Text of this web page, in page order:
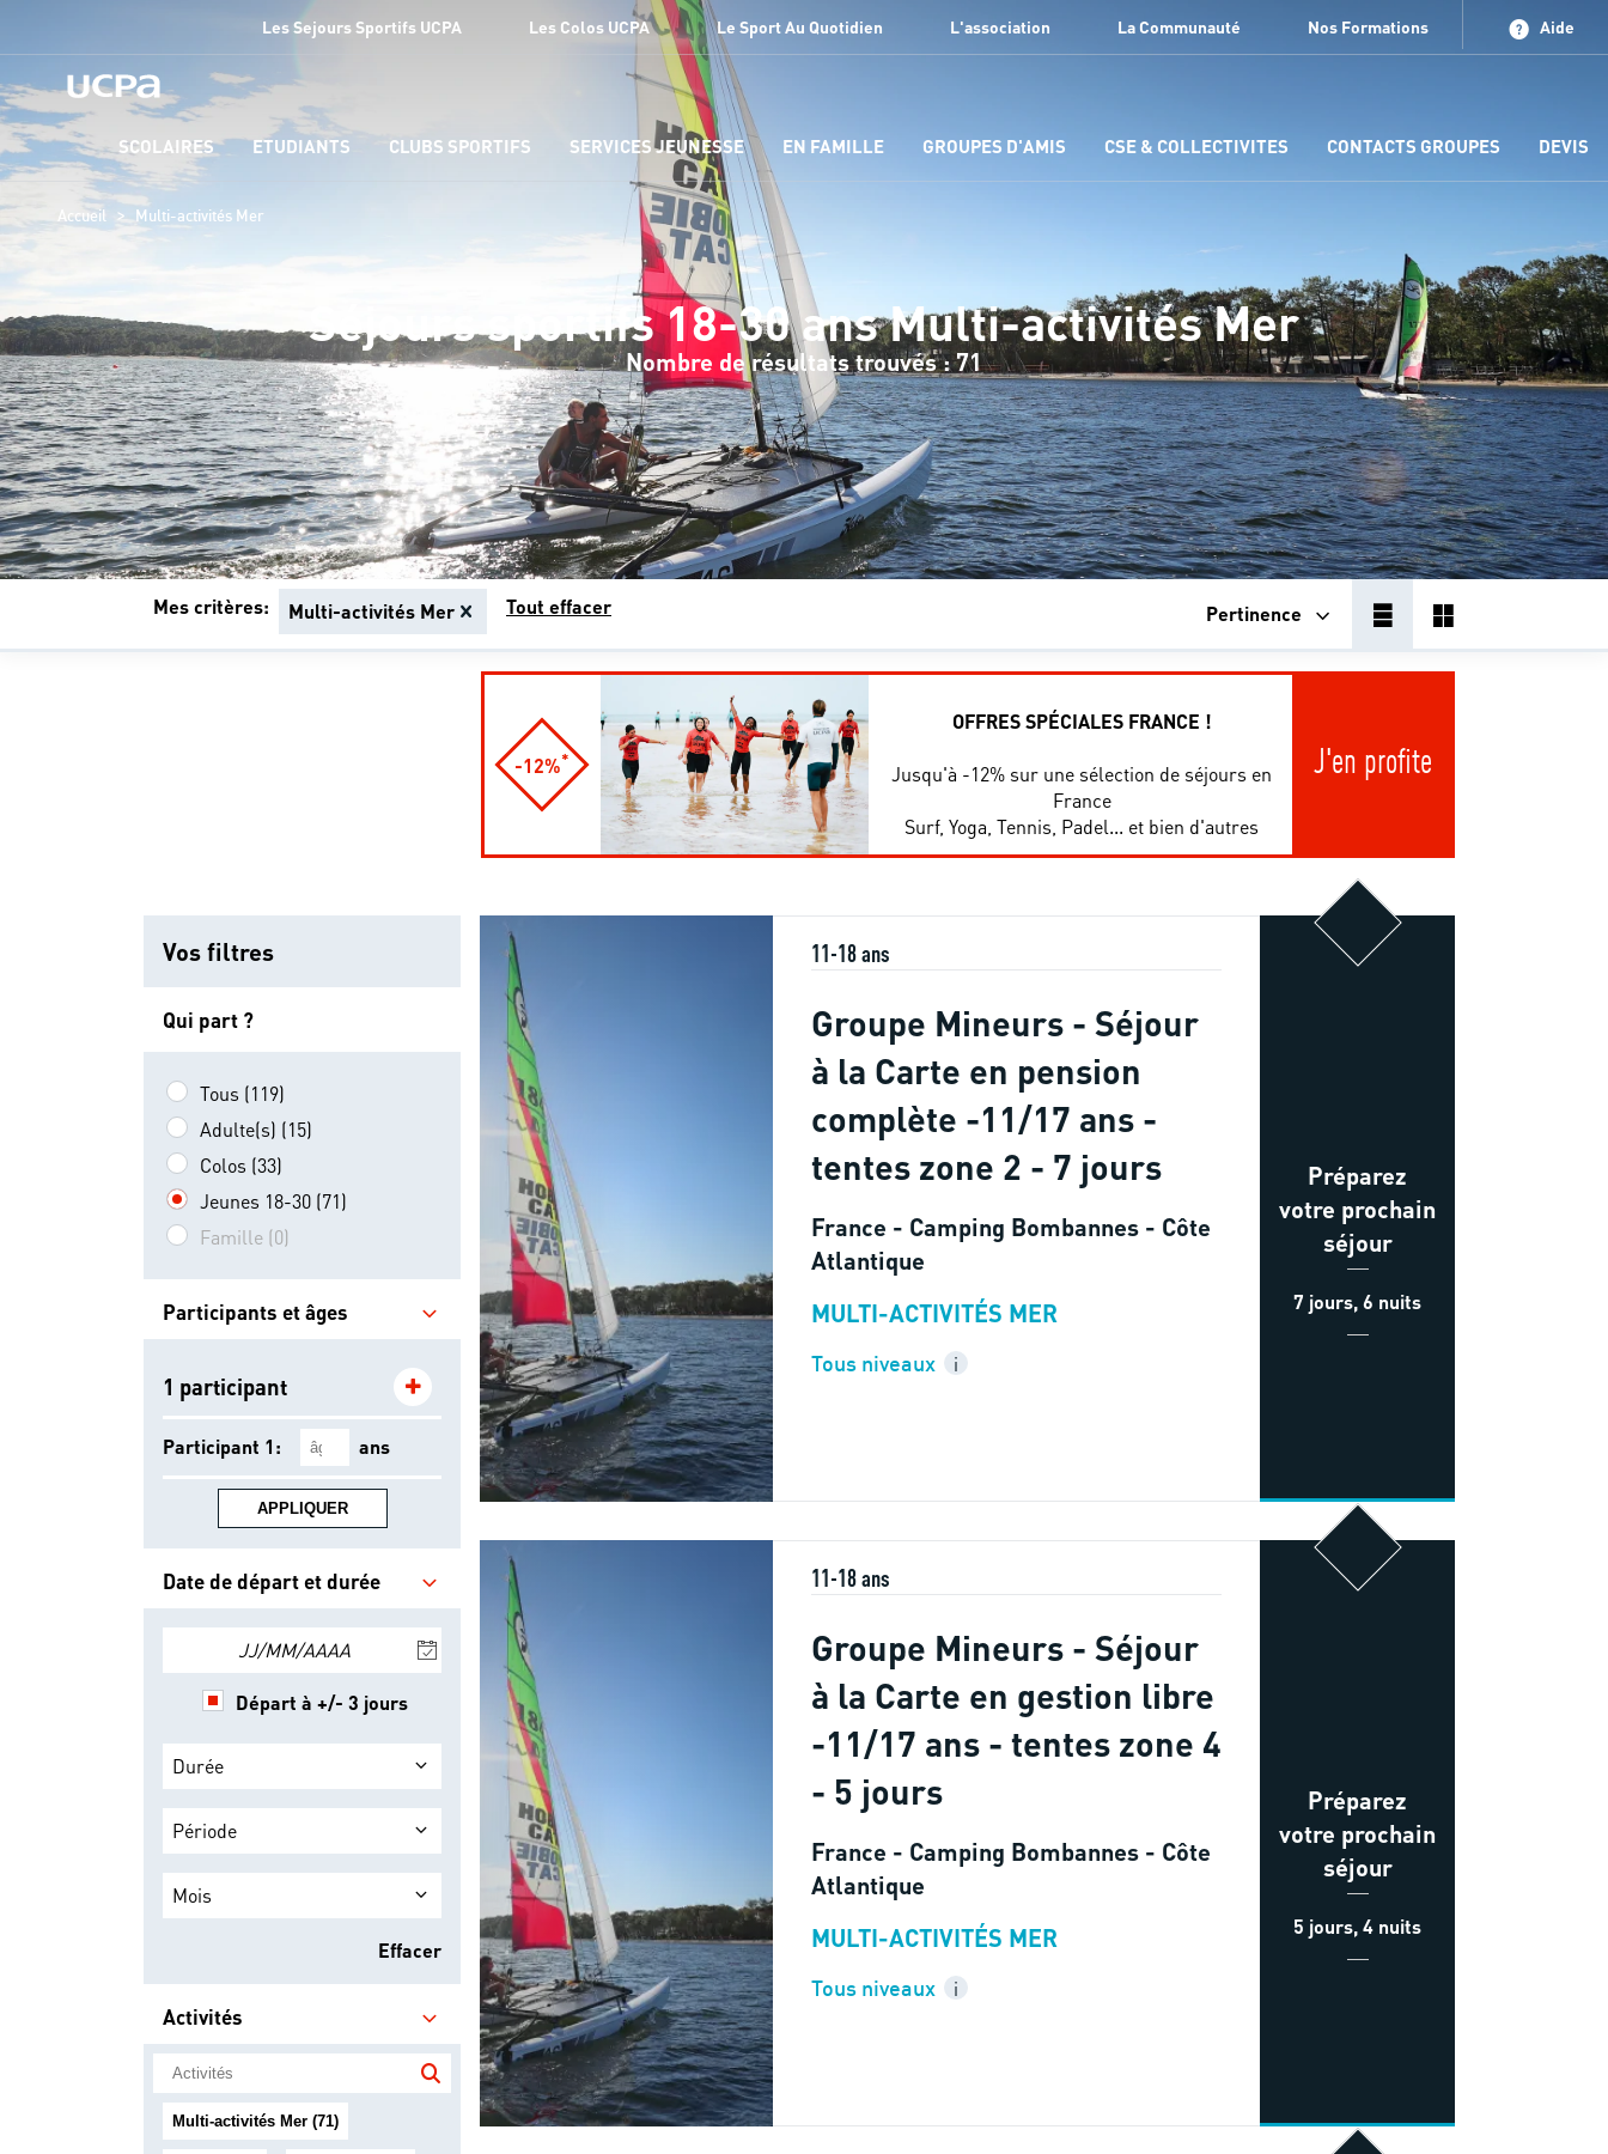
Les Sejours Sportifs UCPA Les Colos UCPA Le Sport Au Quotidien L'association La Communauté Nos Formations Aide
SCOLAIRES ETUDIANTS CLUBS SPORTIFS SERVICES JEUNESSE EN FAMILLE GROUPES D'AMIS CSE & COLLECTIVITES CONTACTS GROUPES DEVIS
Accueil > Multi-activités Mer
Séjours sportifs 18-30 ans Multi-activités Mer
Nombre de résultats trouvés : 71
Mes critères: Multi-activités Mer Tout effacer Pertinence
-12%*
OFFRES SPÉCIALES FRANCE !
Jusqu'à -12% sur une sélection de séjours en
France
Surf, Yoga, Tennis, Padel... et bien d'autres
J'en profite
Vos filtres
Qui part ?
Tous (119)
Adulte(s) (15)
Colos (33)
Jeunes 18-30 (71)
Famille (0)
Participants et âges
1 participant
Participant 1: ans
APPLIQUER
Date de départ et durée
JJ/MM/AAAA
Départ à +/- 3 jours
Durée
Période
Mois
Effacer
Activités
Multi-activités Mer (71)
11-18 ans
Groupe Mineurs - Séjour
à la Carte en pension
complète -11/17 ans -
tentes zone 2 - 7 jours
France - Camping Bombannes - Côte
Atlantique
MULTI-ACTIVITÉS MER
Tous niveaux i
Préparez
votre prochain
séjour
7 jours, 6 nuits
11-18 ans
Groupe Mineurs - Séjour
à la Carte en gestion libre
-11/17 ans - tentes zone 4
- 5 jours
France - Camping Bombannes - Côte
Atlantique
MULTI-ACTIVITÉS MER
Tous niveaux i
Préparez
votre prochain
séjour
5 jours, 4 nuits